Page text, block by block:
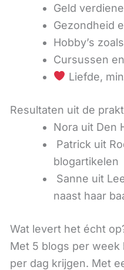
Geld
Gezondheid
Hobby’s
Cursussen
Liefde,
Resultaten uit de
Nora uit Den
Patrick uit
blogartikelen
Sanne uit
naast haar
Wat levert het écht
Met 5 blogs per week
per dag krijgen. Met